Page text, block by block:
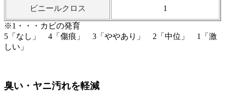
ビニールクロス 1
※1・・・カビの発育
5「なし」 4「傷痕」 3「ややあり」 2「中位」 1「激
しい」
臭い・ヤニ汚れを軽減